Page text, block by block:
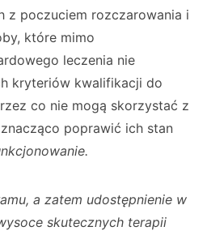
z poczuciem rozczarowania i
które mimo
leczenia nie
kryteriów kwalifikacji do
co nie mogą skorzystać z
poprawić ich stan
a zatem udostępnienie w
skutecznych terapii